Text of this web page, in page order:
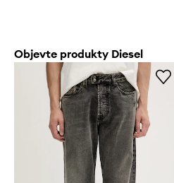
Objevte produkty Diesel